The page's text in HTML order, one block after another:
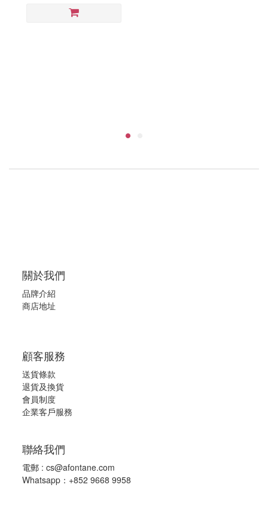
關於我們
品牌介紹
商店地址
顧客服務
送貨條款
退貨及換貨
會員制度
企業客戶服務
聯絡我們
電郵 : cs@afontane.com
Whatsapp：+852 9668 9958